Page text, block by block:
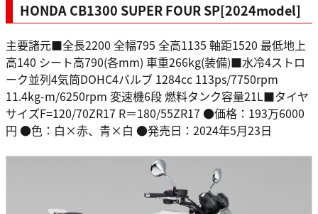
HONDA CB1300 SUPER FOUR SP[2024model]
主要諸元■全長2200 全幅795 全高1135 軸距1520 最低地上
高140 シート高790(各mm) 車重266kg(装備)■水冷4ストロ
ーク並列4気筒DOHC4バルブ 1284cc 113ps/7750rpm
11.4kg-m/6250rpm 変速機6段 燃料タンク容量21L■タイヤ
サイズF=120/70ZR17 R＝180/55ZR17 ●価格：193万6000
円 ●色：白×赤、青×白 ●発売日：2024年5月23日